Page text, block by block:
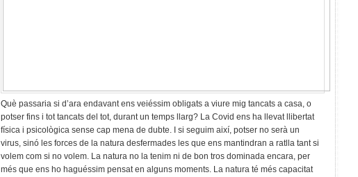
Què passaria si d’ara endavant ens veiéssim obligats a viure mig tancats a casa, o
potser fins i tot tancats del tot, durant un temps llarg? La Covid ens ha llevat llibertat
física i psicològica sense cap mena de dubte. I si seguim així, potser no serà un
virus, sinó les forces de la natura desfermades les que ens mantindran a ratlla tant si
volem com si no volem. La natura no la tenim ni de bon tros dominada encara, per
més que ens ho haguéssim pensat en alguns moments. La natura té més capacitat